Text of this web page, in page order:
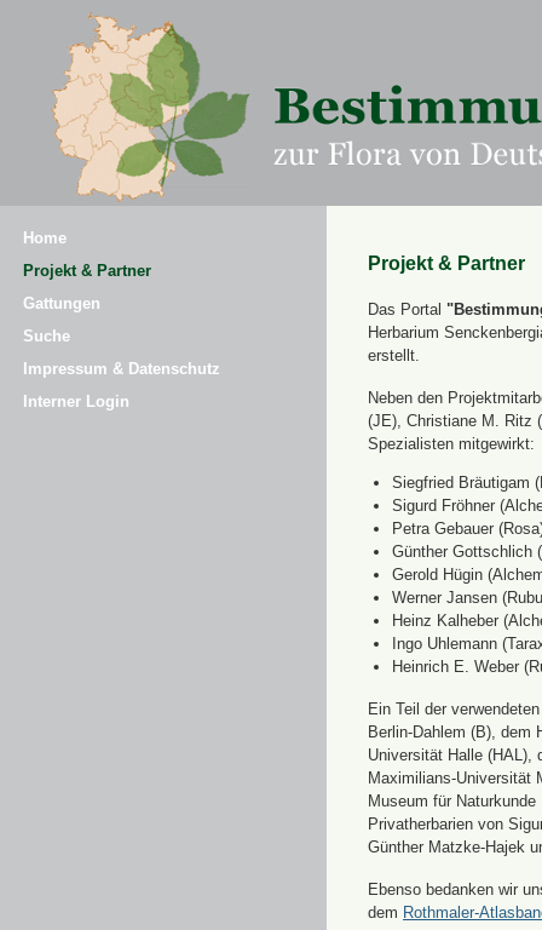
Home
Projekt & Partner
Gattungen
Suche
Impressum & Datenschutz
Interner Login
Projekt & Partner
Das Portal
Herbarium
erstellt.
Neben den
(JE), Christiane M. Ritz
Spezialisten mitgewirkt:
Siegfried Bräutigam
Sigurd Fröhner
Petra Gebauer
Günther Gottschlich
Gerold Hügin
Werner Jansen
Heinz Kalheber
Ingo Uhlemann
Heinrich E. Weber
Ein Teil der
Berlin-Dahlem (B), dem
Universität Halle (HAL),
Maximilians-Universität
Museum für
Privatherbarien von
Günther Matzke-Hajek
Ebenso bedanken wir
dem Rothmaler-